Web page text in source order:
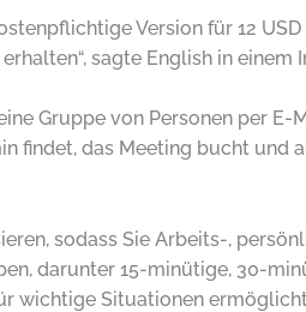
Version für 12
sagte English in einem
Gruppe von Personen per E-
findet, das Meeting bucht und
sodass Sie Arbeits-,
darunter 15-minütige, 30-
wichtige Situationen